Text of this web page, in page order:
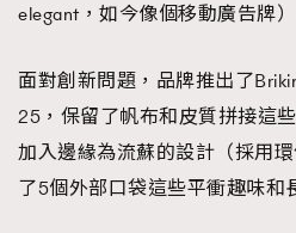
elegant，如今像個移動廣告牌
面對創新問題，品牌推出了
25，保留了帆布和皮質拼接這
加入邊緣為流蘇的設計（採用
了5個外部口袋這些平衝趣味和